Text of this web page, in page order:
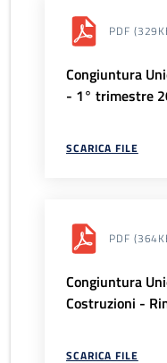
PDF
Congiuntura
- 1° trimestre
SCARICA FILE
PDF
Congiuntura
Costruzioni -
SCARICA FILE